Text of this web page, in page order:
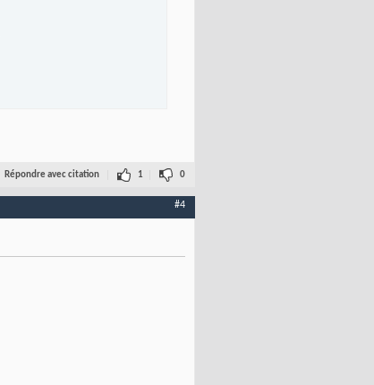
Répondre avec citation 1 0
#4